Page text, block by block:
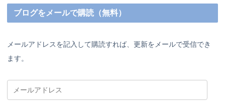
ブログをメールで購読（無料）
メールアドレスを記入して購読すれば、更新をメールで受信でき
ます。